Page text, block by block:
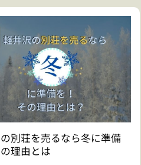
別荘を売るなら冬に準備
理由とは